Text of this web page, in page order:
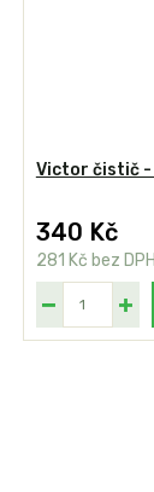
Victor čistič -
340 Kč
281 Kč bez DPH